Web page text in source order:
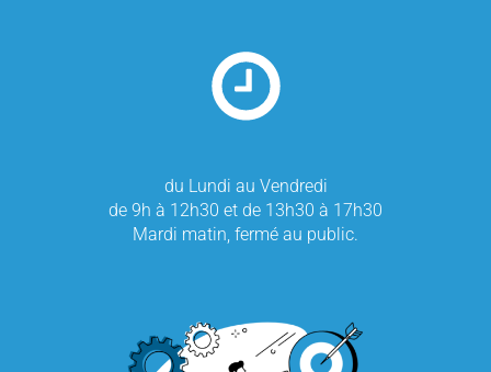
du Lundi au Vendredi
de 9h à 12h30 et de 13h30 à 17h30
Mardi matin, fermé au public.